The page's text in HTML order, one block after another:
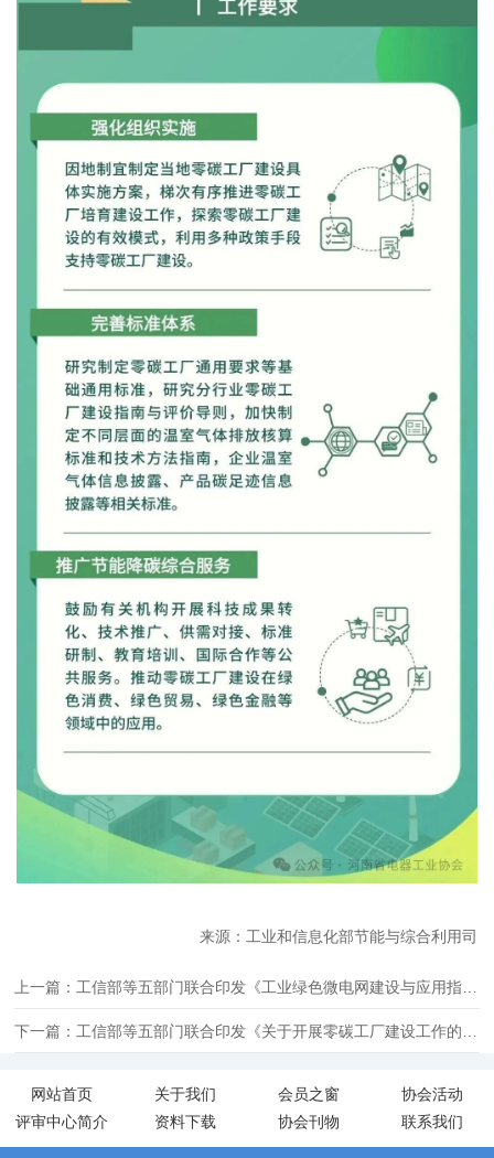
来源：工业和信息化部节能与综合利用司
网站首页 关于我们 会员之窗
协会活动
评审中心简介
资料下载 协会刊物 联系我们